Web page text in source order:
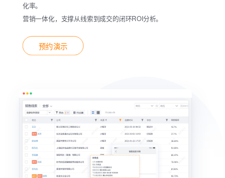
化率。
营销一体化，支撑从线索到成交的闭环ROI分析。
预约演示